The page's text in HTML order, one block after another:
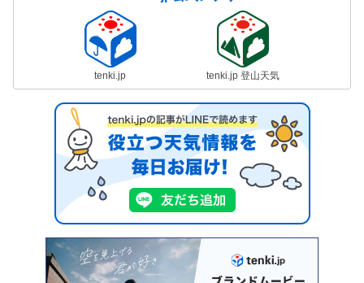
tenki.jp tenki.jp 登山天気